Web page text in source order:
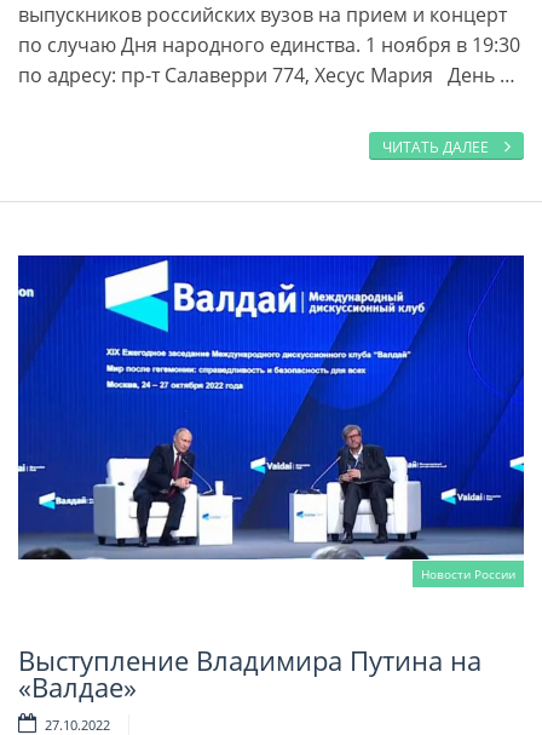
выпускников российских вузов на прием и концерт
по случаю Дня народного единства. 1 ноября в 19:30
по адресу: пр-т Салаверри 774, Хесус Мария День …
ЧИТАТЬ ДАЛЕЕ
Новости России
Читать далее
Выступление Владимира Путина на
«Валдае»
27.10.2022